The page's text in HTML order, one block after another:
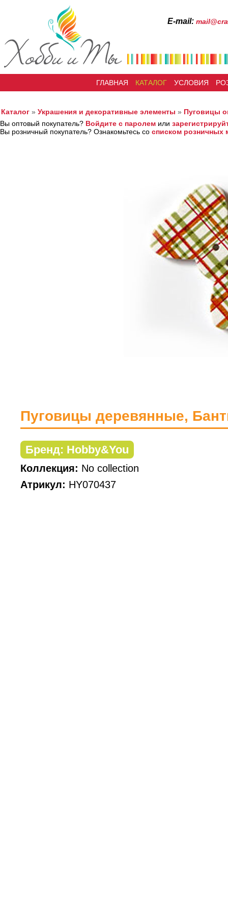
Е-mail:
ГЛАВНАЯ КАТАЛОГ УСЛОВИЯ
Каталог » Украшения и декоративные элементы » Пуговицы
Вы оптовый покупатель? Войдите с паролем или
Вы розничный покупатель? Ознакомьтесь со списком розничных
Пуговицы деревянные,
Бренд: Hobby&You
Коллекция: No collection
Атрикул: HY070437